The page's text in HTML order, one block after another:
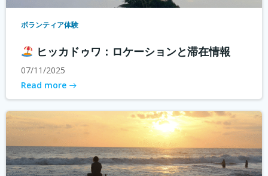
ボランティア体験
ヒッカドゥワ：ロケーションと滞在情報
07/11/2025
Read more